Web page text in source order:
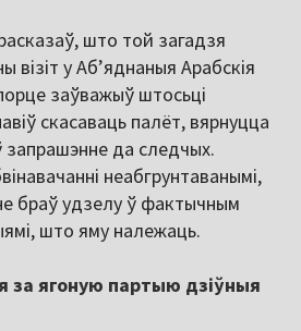
што той загадзя
візіт у Аб’яднаныя Арабскія
заўважыў штосьці
скасаваць палёт, вярнуцца
да следчых.
неабгрунтаванымі,
браў удзелу ў фактычным
што яму належаць.
за ягоную партыю дзіўныя